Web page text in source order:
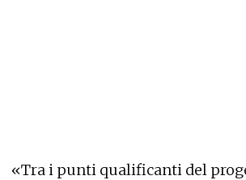
«Tra i punti qualificanti del